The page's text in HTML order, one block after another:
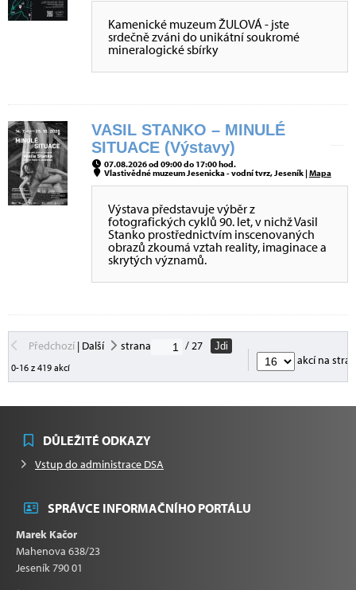
Kamenické muzeum ŽULOVÁ - jste
srdečně zváni do unikátní soukromé
mineralogické sbírky
VASIL STANKO – MINULÉ
SITUACE (Výstavy)
07.08.2026 od 09:00 do 17:00 hod.
Vlastivědné muzeum Jesenicka - vodní tvrz, Jeseník |Mapa
Výstava představuje výběr z
fotografických cyklů 90. let, v nichž Vasil
Stanko prostřednictvím inscenovaných
obrazů zkoumá vztah reality, imaginace a
skrytých významů.
Předchozí| Další strana / 27
Jdi
0-16 z 419 akcí
akcí na
DŮLEŽITÉ ODKAZY
Vstup do administrace DSA
SPRÁVCE INFORMAČNÍHO PORTÁLU
Marek Kačor
Mahenova 638/23
Jeseník 790 01